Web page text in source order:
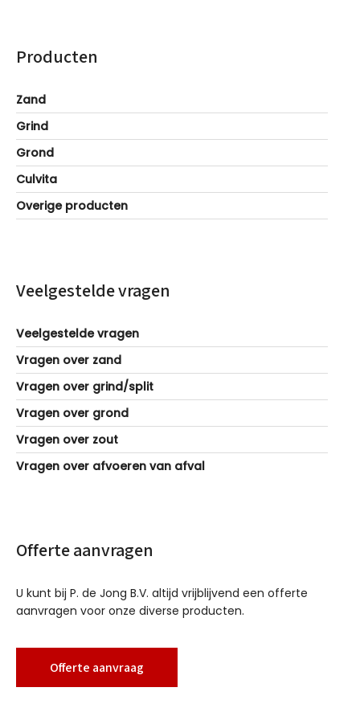
Producten
Zand
Grind
Grond
Culvita
Overige producten
Veelgestelde vragen
Veelgestelde vragen
Vragen over zand
Vragen over grind/split
Vragen over grond
Vragen over zout
Vragen over afvoeren van afval
Offerte aanvragen
U kunt bij P. de Jong B.V. altijd vrijblijvend een offerte
aanvragen voor onze diverse producten.
Offerte aanvraag